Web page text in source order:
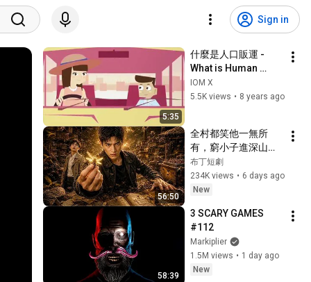
Sign in
5:35
什麼是人口販運 -
What is Human
Trafficking
(Cantonese
IOM X
5.5K views • 8 years ago
56:50
全村都笑他一無所
有，窮小子進深山靠
神秘蜂蜜翻身！#被
踢出局後我成了山野
蜂王 #鄉村逆襲 #創
窮小子逆襲 #打臉爽
劇 #白手起家 #人生
翻盤 #熱門短劇
布丁短劇
234K views • 6 days ago
New
58:39
3 SCARY GAMES
#112
Markiplier
1.5M views • 1 day ago
New